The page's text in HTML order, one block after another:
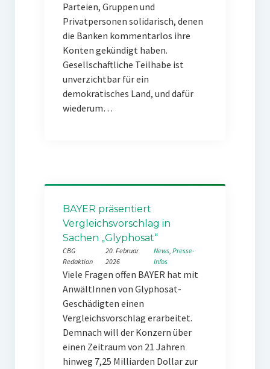
Parteien, Gruppen und
Privatpersonen solidarisch, denen
die Banken kommentarlos ihre
Konten gekündigt haben.
Gesellschaftliche Teilhabe ist
unverzichtbar für ein
demokratisches Land, und dafür
wiederum…
BAYER präsentiert
Vergleichsvorschlag in
Sachen „Glyphosat“
CBG
Redaktion
20. Februar
2026
News, Presse-
Infos
Viele Fragen offen BAYER hat mit
AnwältInnen von Glyphosat-
Geschädigten einen
Vergleichsvorschlag erarbeitet.
Demnach will der Konzern über
einen Zeitraum von 21 Jahren
hinweg 7,25 Milliarden Dollar zur